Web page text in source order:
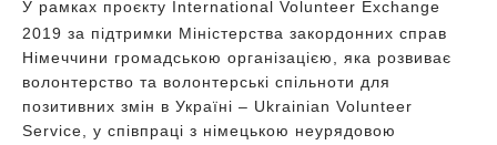
У рамках проєкту International Volunteer Exchange
2019 за підтримки Міністерства закордонних справ
Німеччини громадською організацією, яка розвиває
волонтерство та волонтерські спільноти для
позитивних змін в Україні – Ukrainian Volunteer
Service, у співпраці з німецькою неурядовою